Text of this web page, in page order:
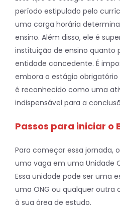
período estipulado pelo
uma carga horária
ensino. Além disso, ele é
instituição de ensino quanto
entidade concedente. É
embora o estágio
é reconhecido como uma
indispensável para a
Passos para iniciar o
Para começar essa jornada,
uma vaga em uma Unidade
Essa unidade pode ser uma
uma ONG ou qualquer outra
à sua área de estudo.